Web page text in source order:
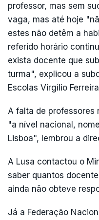
professor, mas sem
vaga, mas até hoje
estes não detêm a
referido horário
exista docente que
turma", explicou a
Escolas Virgílio
A falta de professores
"a nível nacional,
Lisboa", lembrou a
A Lusa contactou o
saber quantos
ainda não obteve
Já a Federação